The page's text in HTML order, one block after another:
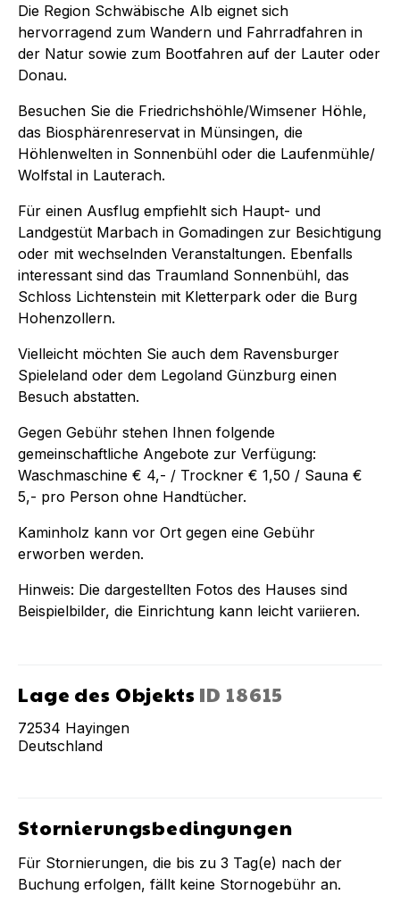
Die Region Schwäbische Alb eignet sich
hervorragend zum Wandern und Fahrradfahren in
der Natur sowie zum Bootfahren auf der Lauter oder
Donau.
Besuchen Sie die Friedrichshöhle/Wimsener Höhle,
das Biosphärenreservat in Münsingen, die
Höhlenwelten in Sonnenbühl oder die Laufenmühle/
Wolfstal in Lauterach.
Für einen Ausflug empfiehlt sich Haupt- und
Landgestüt Marbach in Gomadingen zur Besichtigung
oder mit wechselnden Veranstaltungen. Ebenfalls
interessant sind das Traumland Sonnenbühl, das
Schloss Lichtenstein mit Kletterpark oder die Burg
Hohenzollern.
Vielleicht möchten Sie auch dem Ravensburger
Spieleland oder dem Legoland Günzburg einen
Besuch abstatten.
Gegen Gebühr stehen Ihnen folgende
gemeinschaftliche Angebote zur Verfügung:
Waschmaschine € 4,- / Trockner € 1,50 / Sauna €
5,- pro Person ohne Handtücher.
Kaminholz kann vor Ort gegen eine Gebühr
erworben werden.
Hinweis: Die dargestellten Fotos des Hauses sind
Beispielbilder, die Einrichtung kann leicht variieren.
Lage des Objekts ID 18615
72534 Hayingen
Deutschland
Stornierungsbedingungen
Für Stornierungen, die bis zu 3 Tag(e) nach der
Buchung erfolgen, fällt keine Stornogebühr an.